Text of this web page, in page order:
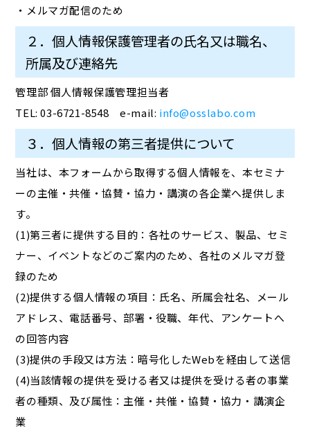
・メルマガ配信のため
２．個人情報保護管理者の氏名又は職名、
所属及び連絡先
管理部 個人情報保護管理担当者
TEL: 03-6721-8548 e-mail: info@osslabo.com
３．個人情報の第三者提供について
当社は、本フォームから取得する個人情報を、本セミナ
ーの主催・共催・協賛・協力・講演の各企業へ提供しま
す。
(1)第三者に提供する目的：各社のサービス、製品、セミ
ナー、イベントなどのご案内のため、各社のメルマガ登
録のため
(2)提供する個人情報の項目：氏名、所属会社名、メール
アドレス、電話番号、部署・役職、年代、アンケートへ
の回答内容
(3)提供の手段又は方法：暗号化したWebを経由して送信
(4)当該情報の提供を受ける者又は提供を受ける者の事業
者の種類、及び属性：主催・共催・協賛・協力・講演企
業